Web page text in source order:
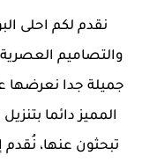
نقدم لكم احلى
والتصاميم
جميلة جدا
المميز دائما
تبحثون عنها، نُقدم